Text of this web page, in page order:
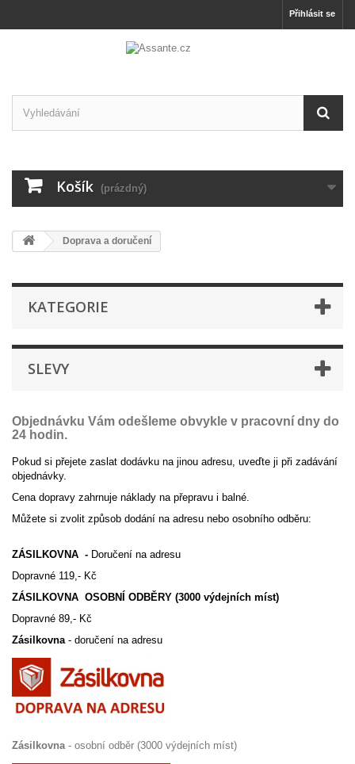
Přihlásit se
Košík (prázdný)
Doprava a doručení
KATEGORIE
SLEVY
Objednávku Vám odešleme obvykle v pracovní dny do
24 hodin.
Pokud si přejete zaslat dodávku na jinou adresu, uveďte ji při zadávání
objednávky.
Cena dopravy zahrnuje náklady na přepravu i balné.
Můžete si zvolit způsob dodání na adresu nebo osobního odběru:
ZÁSILKOVNA - Doručení na adresu
Dopravné 119,- Kč
ZÁSILKOVNA OSOBNÍ ODBĚRY (3000 výdejních míst)
Dopravné 89,- Kč
Zásilkovna- doručení na adresu
Zásilkovna- osobní odběr (3000 výdejních míst)